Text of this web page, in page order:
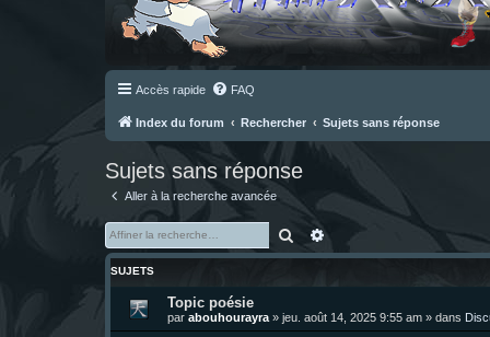
Accès rapide FAQ
Index du forum Rechercher Sujets sans réponse
Sujets sans réponse
Aller à la recherche avancée
Rechercher
Recherche avancée
SUJETS
Topic poésie
par abouhourayra » jeu. août 14, 2025 9:55 am » dans